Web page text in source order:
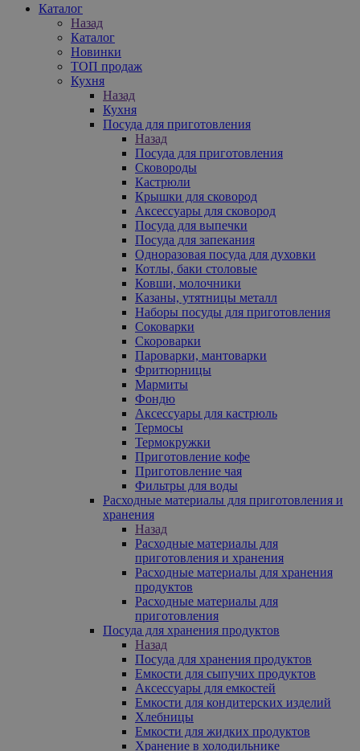
Каталог
Назад
Каталог
Новинки
ТОП продаж
Кухня
Назад
Кухня
Посуда для приготовления
Назад
Посуда для приготовления
Сковороды
Кастрюли
Крышки для сковород
Аксессуары для сковород
Посуда для выпечки
Посуда для запекания
Одноразовая посуда для духовки
Котлы, баки столовые
Ковши, молочники
Казаны, утятницы металл
Наборы посуды для приготовления
Соковарки
Скороварки
Пароварки, мантоварки
Фритюрницы
Мармиты
Фондю
Аксессуары для кастрюль
Термосы
Термокружки
Приготовление кофе
Приготовление чая
Фильтры для воды
Расходные материалы для приготовления и
хранения
Назад
Расходные материалы для
приготовления и хранения
Расходные материалы для хранения
продуктов
Расходные материалы для
приготовления
Посуда для хранения продуктов
Назад
Посуда для хранения продуктов
Емкости для сыпучих продуктов
Аксессуары для емкостей
Емкости для кондитерских изделий
Хлебницы
Емкости для жидких продуктов
Хранение в холодильнике